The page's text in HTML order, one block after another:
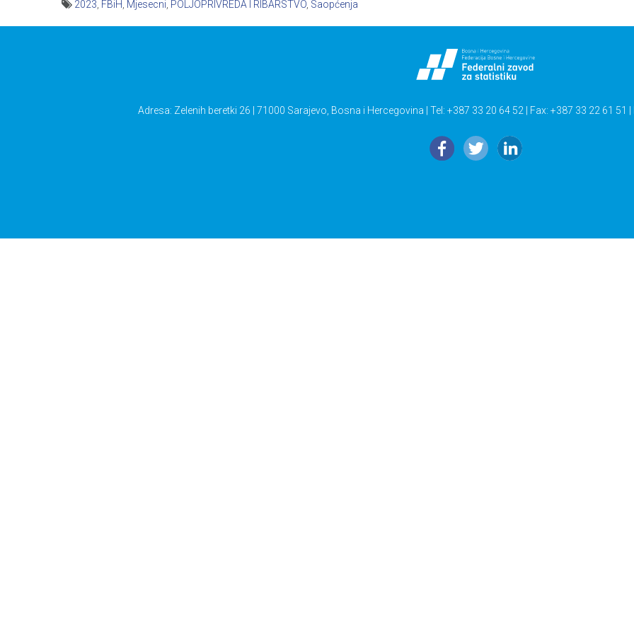
2023 FBiH Mjesecni POLJOPRIVREDA I RIBARSTVO Saopćenja
Adresa: Zelenih beretki 26 | 71000 Sarajevo, Bosna i Hercegovina | Tel: +387 33 20 64 52 | Fax: +387 33 22 61 51 |